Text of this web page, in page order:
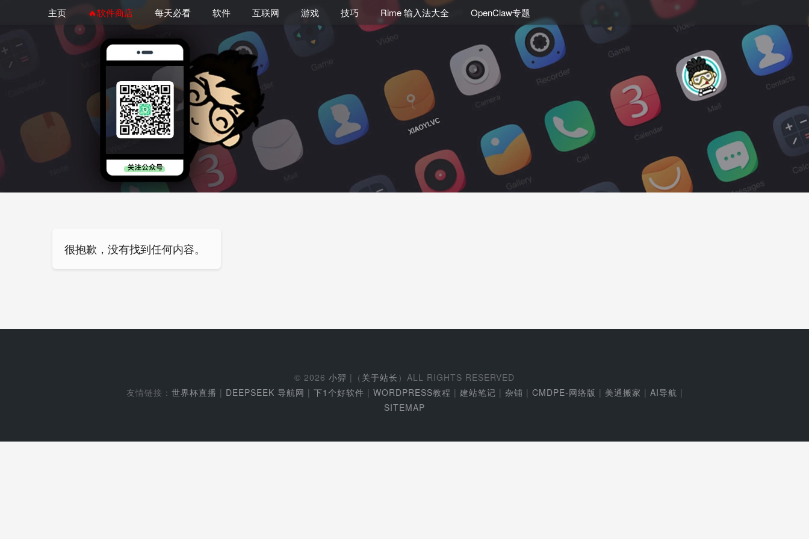
主页 🔥软件商店 每天必看 软件 互联网 游戏 技巧 Rime 输入法大全 OpenClaw专题
很抱歉，没有找到任何内容。
© 2026 小羿 |（ 关于站长 ）ALL RIGHTS RESERVED
友情链接： 世界杯直播 | DEEPSEEK 导航网 | 下1个好软件 | WORDPRESS教程 | 建站笔记 | 杂铺 | CMDPE-网络版 | 美通搬家 | AI导航 |
SITEMAP